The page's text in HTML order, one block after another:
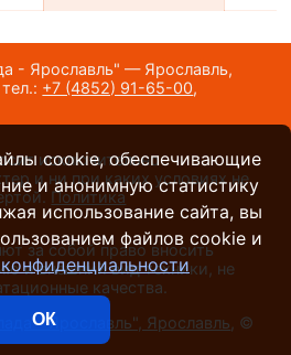
- Ярославль" — Ярославль,
тел.: +7 (4852) 91-65-00,
исключительно
и ни при каких условиях не
Политика
за собой право вносить
и внешний вид техники, не
качества.
- Ярославль", Ярославль , ©
cookie, обеспечивающие
и анонимную статистику
использование сайта, вы
файлов cookie и
ОК